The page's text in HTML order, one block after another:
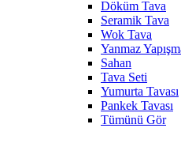
Döküm Tava
Seramik Tava
Wok Tava
Yanmaz
Sahan
Tava Seti
Yumurta Tavası
Pankek Tavası
Tümünü Gör